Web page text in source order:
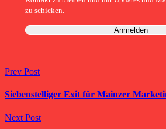
zu schicken.
Prev Post
Siebenstelliger Exit für Mainzer
Next Post